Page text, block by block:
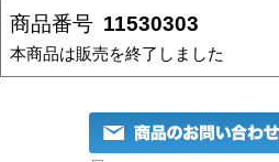
商品番号 11530303
本商品は販売を終了しました